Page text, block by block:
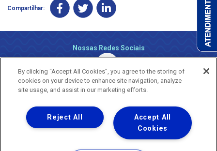
Compartilhar:
Nossas Redes Sociais
Uma empresa
Copyright ® 2026 - Todos os Direitos Reservados.
Nossa natureza movimenta a vida
By clicking “Accept All Cookies”, you agree to the storing of
cookies on your device to enhance site navigation, analyze
site usage, and assist in our marketing efforts.
Accept All
Cookies
Reject All